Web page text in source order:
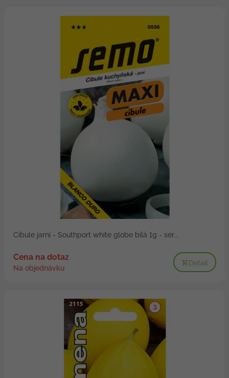
Cibule jarní - Southport white globe bílá 1g - sér...
Cena na dotaz
Na objednávku
Detail